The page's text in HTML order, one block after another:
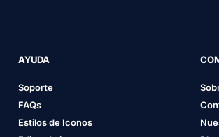
AYUDA
Soporte
FAQs
Estilos de Iconos